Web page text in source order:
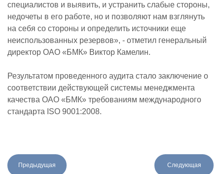
специалистов и выявить, и устранить слабые стороны,
недочеты в его работе, но и позволяют нам взглянуть
на себя со стороны и определить источники еще
неиспользованных резервов», - отметил генеральный
директор ОАО «БМК» Виктор Камелин.
Результатом проведенного аудита стало заключение о
соответствии действующей системы менеджмента
качества ОАО «БМК» требованиям международного
стандарта ISO 9001:2008.
Предыдущая Следующая